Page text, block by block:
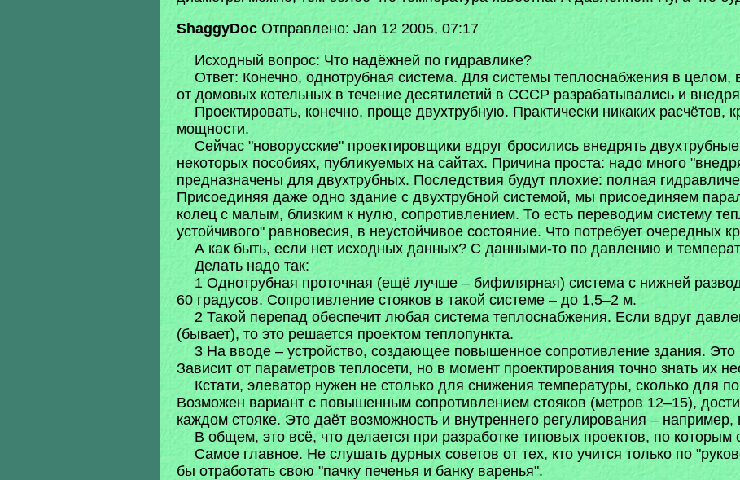
ShaggyDoc Отправлено: Jan 12 2005, 07:17
Исходный вопрос: Что надёжней по гидравлике?
Ответ: Конечно, однотрубная система. Для системы теплоснабжения в целом,
от домовых котельных в течение десятилетий в СССР разрабатывались и
Проектировать, конечно, проще двухтрубную. Практически никаких расчётов,
мощности.
Сейчас "новорусские" проектировщики вдруг бросились внедрять
некоторых пособиях, публикуемых на сайтах. Причина проста: надо много
предназначены для двухтрубных. Последствия будут плохие: полная
Присоединяя даже одно здание с двухтрубной системой, мы присоединяем
колец с малым, близким к нулю, сопротивлением. То есть переводим систему
устойчивого" равновесия, в неустойчивое состояние. Что потребует очередных
А как быть, если нет исходных данных? С данными-то по давлению и
Делать надо так:
1 Однотрубная проточная (ещё лучше – бифилярная) система с нижней
60 градусов. Сопротивление стояков в такой системе – до 1,5–2 м.
2 Такой перепад обеспечит любая система теплоснабжения. Если вдруг
(бывает), то это решается проектом теплопункта.
3 На вводе – устройство, создающее повышенное сопротивление здания.
Зависит от параметров теплосети, но в момент проектирования точно знать их
Кстати, элеватор нужен не столько для снижения температуры, сколько для
Возможен вариант с повышенным сопротивлением стояков (метров 12–15),
каждом стояке. Это даёт возможность и внутреннего регулирования –
В общем, это всё, что делается при разработке типовых проектов, по которым
Самое главное. Не слушать дурных советов от тех, кто учится только по
бы отработать свою "пачку печенья и банку варенья".